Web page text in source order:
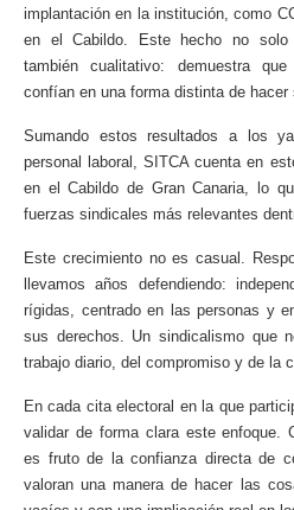
implantación en la institución, como
en el Cabildo. Este hecho no solo
también cualitativo: demuestra
confían en una forma distinta de hacer
Sumando estos resultados a los
personal laboral, SITCA cuenta en
en el Cabildo de Gran Canaria, lo
fuerzas sindicales más relevantes
Este crecimiento no es casual.
llevamos años defendiendo:
rígidas, centrado en las personas y
sus derechos. Un sindicalismo que
trabajo diario, del compromiso y de la
En cada cita electoral en la que
validar de forma clara este enfoque.
es fruto de la confianza directa de
valoran una manera de hacer las